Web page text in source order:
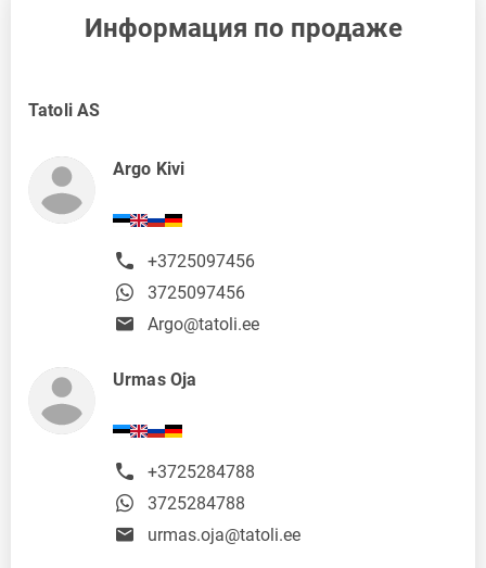
Информация по продаже
Tatoli AS
Argo Kivi
+3725097456
3725097456
Argo@tatoli.ee
Urmas Oja
+3725284788
3725284788
urmas.oja@tatoli.ee